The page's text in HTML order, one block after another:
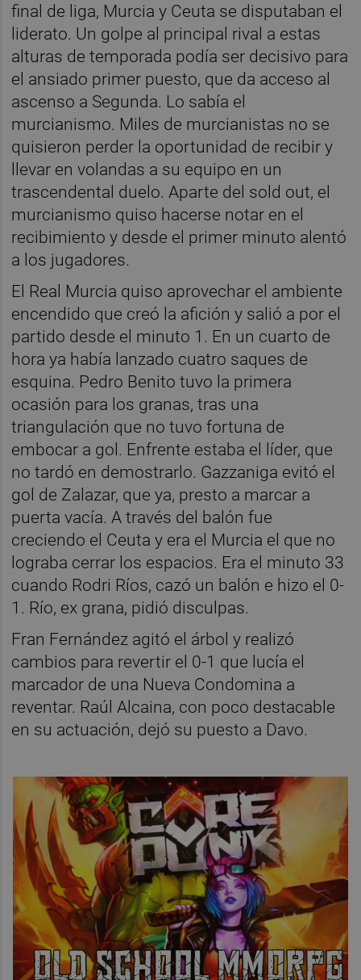
final de liga, Murcia y Ceuta se disputaban el
liderato. Un golpe al principal rival a estas
alturas de temporada podía ser decisivo para
el ansiado primer puesto, que da acceso al
ascenso a Segunda. Lo sabía el
murcianismo. Miles de murcianistas no se
quisieron perder la oportunidad de recibir y
llevar en volandas a su equipo en un
trascendental duelo. Aparte del sold out, el
murcianismo quiso hacerse notar en el
recibimiento y desde el primer minuto alentó
a los jugadores.
El Real Murcia quiso aprovechar el ambiente
encendido que creó la afición y salió a por el
partido desde el minuto 1. En un cuarto de
hora ya había lanzado cuatro saques de
esquina. Pedro Benito tuvo la primera
ocasión para los granas, tras una
triangulación que no tuvo fortuna de
embocar a gol. Enfrente estaba el líder, que
no tardó en demostrarlo. Gazzaniga evitó el
gol de Zalazar, que ya, presto a marcar a
puerta vacía. A través del balón fue
creciendo el Ceuta y era el Murcia el que no
lograba cerrar los espacios. Era el minuto 33
cuando Rodri Ríos, cazó un balón e hizo el 0-
1. Río, ex grana, pidió disculpas.
Fran Fernández agitó el árbol y realizó
cambios para revertir el 0-1 que lucía el
marcador de una Nueva Condomina a
reventar. Raúl Alcaina, con poco destacable
en su actuación, dejó su puesto a Davo.